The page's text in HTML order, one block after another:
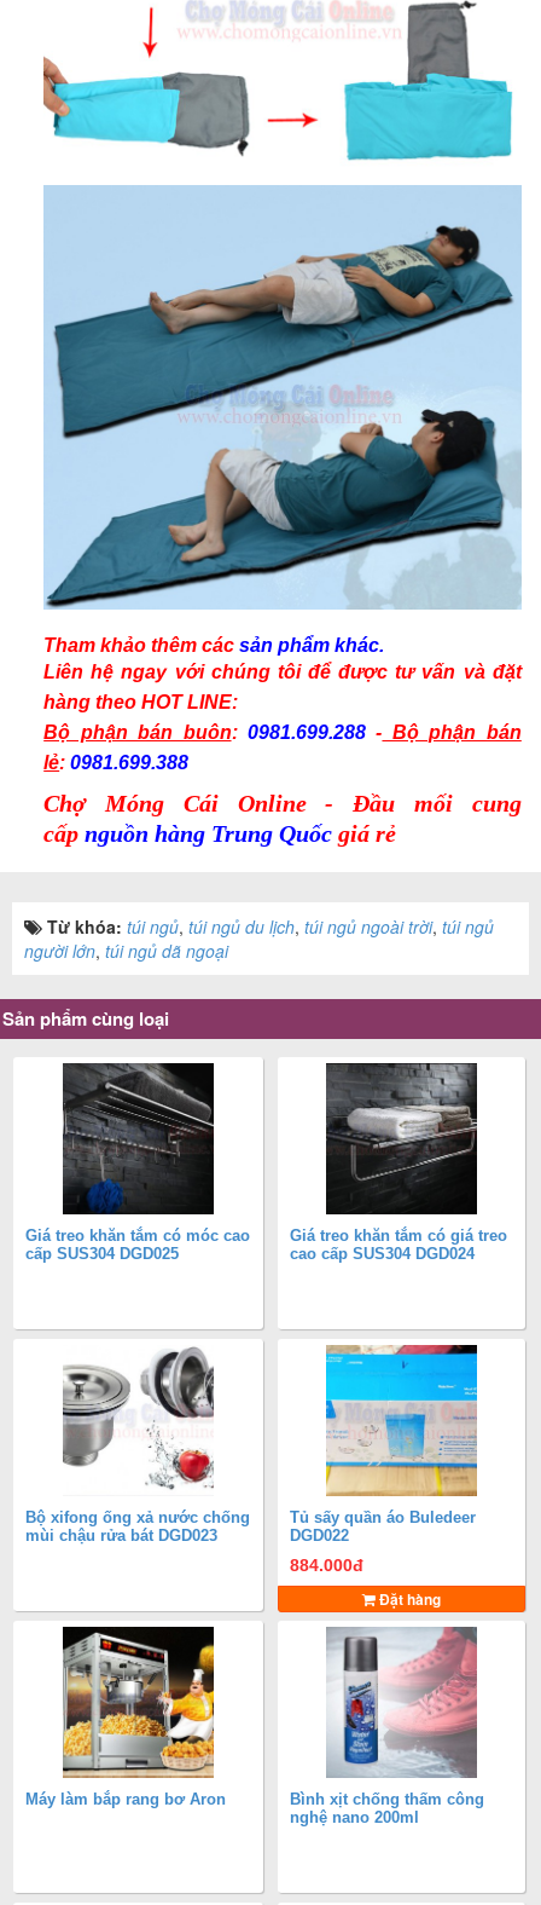
Tham khảo thêm cácsản phẩm khác.
Liên hệ ngay với chúng tôi để được tư vấn và đặt
hàng theoHOT LINE:
Bộ phận bán buôn: 0981.699.288 - Bộ phận bán
lẻ:0981.699.388
Chợ Móng Cái Online - Đầu mối cung
cấp nguồn hàng Trung Quốc giá rẻ
Từ khóa: túi ngủ, túi ngủ du lịch, túi ngủ ngoài trời, túi ngủ
người lớn, túi ngủ dã ngoại
Sản phẩm cùng loại
Giá treo khăn tắm có móc cao
cấp SUS304 DGD025
Giá treo khăn tắm có giá treo
cao cấp SUS304 DGD024
Bộ xifong ống xả nước chống
mùi chậu rửa bát DGD023
Tủ sấy quần áo Buledeer
DGD022
884.000đ
Đặt hàng
Máy làm bắp rang bơ Aron
Bình xịt chống thấm công
nghệ nano 200ml